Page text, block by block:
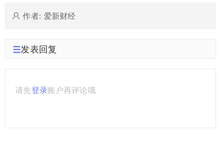
作者: 爱新财经
发表回复
请先登录账户再评论哦